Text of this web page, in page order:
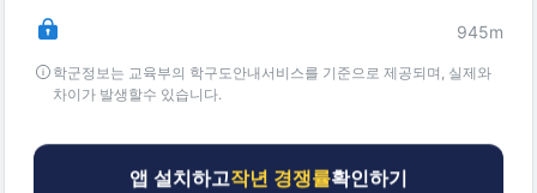
945m
학군정보는 교육부의 학구도안내서비스를 기준으로 제공되며, 실제와
차이가 발생할수 있습니다.
앱 설치하고작년 경쟁률확인하기